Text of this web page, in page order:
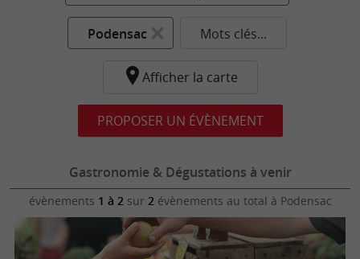
Podensac Mots clés...
Afficher la carte
PROPOSER UN ÉVÈNEMENT
Gastronomie & Dégustations à venir
évènements 1 à 2sur 2évènements au total à Podensac